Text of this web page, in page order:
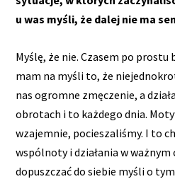
u was myśli, że dalej nie ma
Myślę, że nie. Czasem po prostu
mam na myśli to, że
nas ogromne zmęczenie, a
obrotach i to każdego dnia.
wzajemnie, pocieszaliśmy. I to
wspólnoty i działania w ważnym
dopuszczać do siebie myśli o